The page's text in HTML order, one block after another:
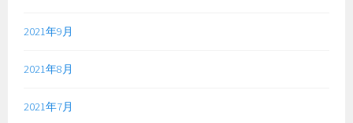
2021年9月
2021年8月
2021年7月